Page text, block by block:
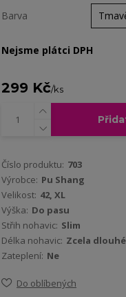
Barva
Nejsme plátci DPH
299 Kč/ks
Číslo produktu: 703
Výrobce: Pu Shang
Velikost: 42, XL
Výška: Do pasu
Střih nohavic: Slim
Délka nohavic: Zcela dlouhé
Zateplení: Ne
Do oblíbených